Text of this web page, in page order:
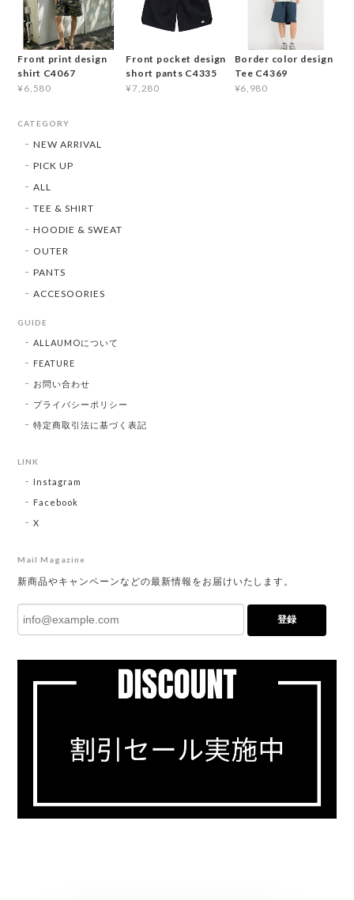
Front print design
shirt C4067
¥6,580
Front pocket design
short pants C4335
¥7,280
Border color design
Tee C4369
¥6,980
CATEGORY
NEW ARRIVAL
PICK UP
ALL
TEE & SHIRT
HOODIE & SWEAT
OUTER
PANTS
ACCESOORIES
GUIDE
ALLAUMOについて
FEATURE
お問い合わせ
プライバシーポリシー
特定商取引法に基づく表記
LINK
Instagram
Facebook
X
Mail Magazine
新商品やキャンペーンなどの最新情報をお届けいたします。
登録